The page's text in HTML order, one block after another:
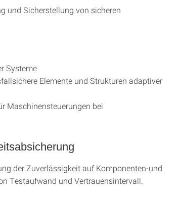
und Sicherstellung von sicheren
Systeme
Elemente und Strukturen adaptiver
Maschinensteuerungen bei
der Zuverlässigkeit auf Komponenten-und
Testaufwand und Vertrauensintervall.